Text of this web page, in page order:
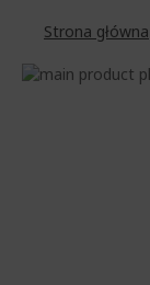
Strona główna
Przejdź